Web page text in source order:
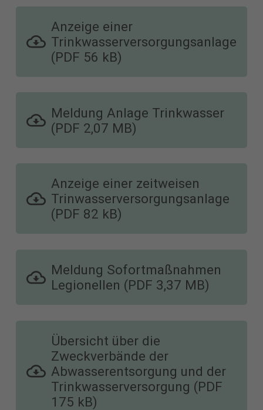
Anzeige einer
Trinkwasserversorgungsanlage
(PDF 56 kB)
Meldung Anlage Trinkwasser
(PDF 2,07 MB)
Anzeige einer zeitweisen
Trinwasserversorgungsanlage
(PDF 82 kB)
Meldung Sofortmaßnahmen
Legionellen (PDF 3,37 MB)
Übersicht über die
Zweckverbände der
Abwasserentsorgung und der
Trinkwasserversorgung (PDF
175 kB)